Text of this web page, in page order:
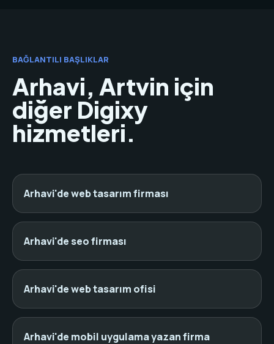
BAĞLANTILI BAŞLIKLAR
Arhavi, Artvin için
diğer Digixy
hizmetleri.
Arhavi'de web tasarım firması
Arhavi'de seo firması
Arhavi'de web tasarım ofisi
Arhavi'de mobil uygulama yazan firma